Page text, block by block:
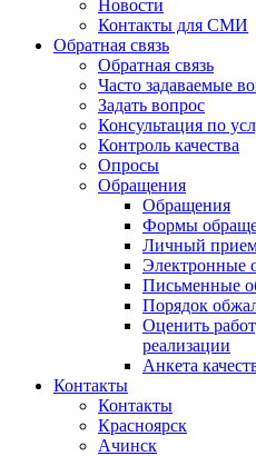
Новости
Контакты для СМИ
Обратная связь
Обратная связь
Часто задаваемые
Задать вопрос
Консультация по
Контроль качества
Опросы
Обращения
Обращения
Формы
Личный
Электронные
Письменные
Порядок
Оценить
реализации
Анкета
Контакты
Контакты
Красноярск
Ачинск